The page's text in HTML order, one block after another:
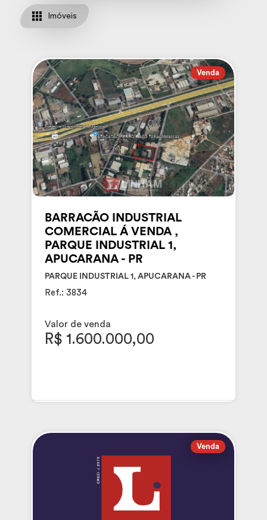
Imóveis
Venda
BARRACÃO INDUSTRIAL
COMERCIAL Á VENDA ,
PARQUE INDUSTRIAL 1,
APUCARANA - PR
PARQUE INDUSTRIAL 1, APUCARANA - PR
Ref.: 3834
Valor de venda
R$ 1.600.000,00
Venda